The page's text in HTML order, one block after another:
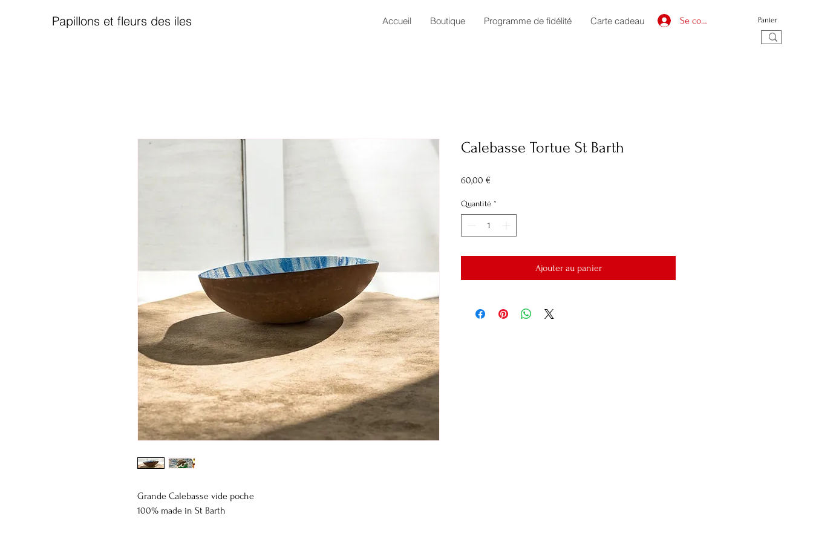
Papillons et fleurs des iles Accueil Boutique Programme de fidélité Carte cadeau Se connecter Panier
Grande Calebasse vide poche
100% made in St Barth
Calebasse Tortue St Barth
60,00 €
Quantité *
Ajouter au panier